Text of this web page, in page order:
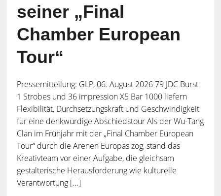
seiner „Final
Chamber European
Tour“
Pressemitteilung: GLP, 06. August 2026 79 JDC Burst
1 Strobes und 36 impression X5 Bar 1000 liefern
Flexibilität, Durchsetzungskraft und Geschwindigkeit
für eine denkwürdige Abschiedstour Als der Wu-Tang
Clan im Frühjahr mit der „Final Chamber European
Tour“ durch die Arenen Europas zog, stand das
Kreativteam vor einer Aufgabe, die gleichsam
gestalterische Herausforderung wie kulturelle
Verantwortung [...]